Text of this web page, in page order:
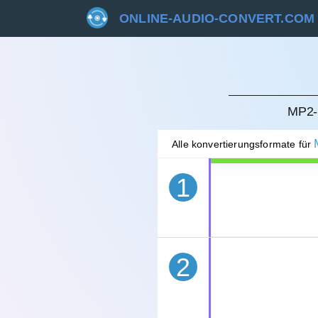
ONLINE-AUDIO-CONVERT.COM
Alle konvertierungsformate für
1
2